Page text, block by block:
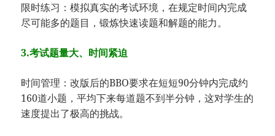
限时练习：模拟真实的考试环境，在规定时间内完成
尽可能多的题目，锻炼快速读题和解题的能力。
3.考试题量大、时间紧迫
时间管理：改版后的BBO要求在短短90分钟内完成约
160道小题，平均下来每道题不到半分钟，这对学生的
速度提出了极高的挑战。